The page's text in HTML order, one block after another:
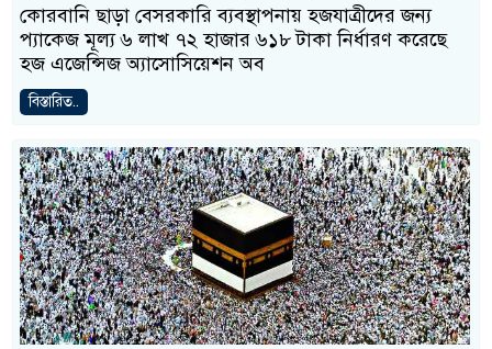
কোরবানি ছাড়া বেসরকারি ব্যবস্থাপনায় হজযাত্রীদের জন্য
প্যাকেজ মূল্য ৬ লাখ ৭২ হাজার ৬১৮ টাকা নির্ধারণ করেছে
হজ এজেন্সিজ অ্যাসোসিয়েশন অব
বিস্তারিত..